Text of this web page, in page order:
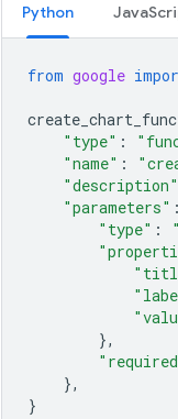
Python
from google
"type" :
"name" :
"description"
"parameters" :
"type" :
},
},
}